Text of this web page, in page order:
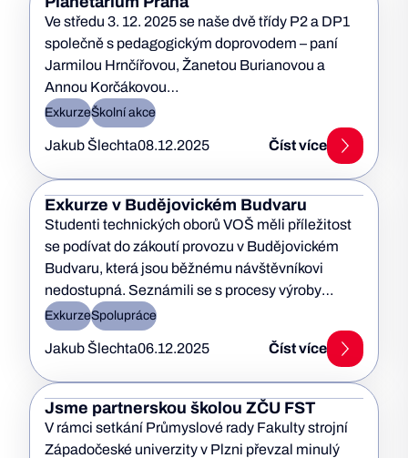
Ve středu 3. 12. 2025 se naše dvě třídy P2 a DP1
společně s pedagogickým doprovodem – paní
Jarmilou Hrnčířovou, Žanetou Burianovou a
Annou Korčákovou…
ExkurzeŠkolní akce
Jakub Šlechta08.12.2025 Číst více
Exkurze v Budějovickém Budvaru
Studenti technických oborů VOŠ měli příležitost
se podívat do zákoutí provozu v Budějovickém
Budvaru, která jsou běžnému návštěvníkovi
nedostupná. Seznámili se s procesy výroby
různých…
ExkurzeSpolupráce
Jakub Šlechta06.12.2025 Číst více
Jsme partnerskou školou ZČU FST
V rámci setkání Průmyslové rady Fakulty strojní
Západočeské univerzity v Plzni převzal minulý